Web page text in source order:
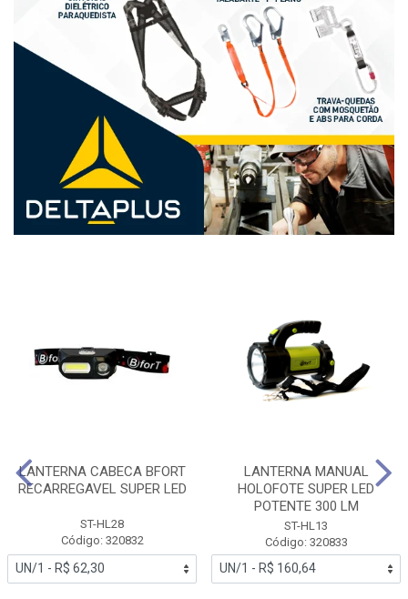
LANTERNA CABECA BFORT
RECARREGAVEL SUPER LED
ST-HL28
Código: 320832
LANTERNA MANUAL
HOLOFOTE SUPER LED
POTENTE 300 LM
ST-HL13
Código: 320833